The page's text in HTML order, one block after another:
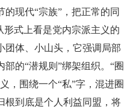
现代“宗族”，把正常的同
形式上看是党内宗派主义的
团体、小山头，它强调局部
的“潜规则”绑架组织。“圈
，围绕一个“私”字，混进圈
根到底是个人利益同盟，将